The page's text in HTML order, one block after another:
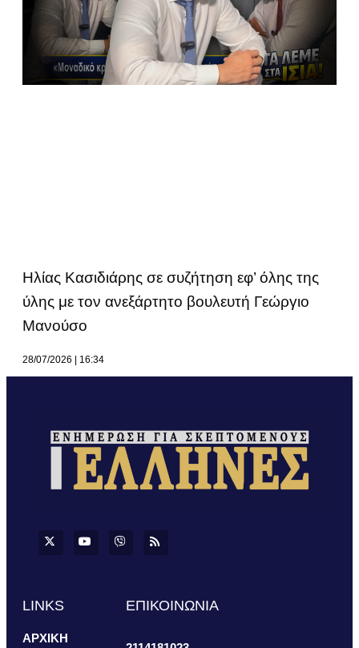
Ηλίας Κασιδιάρης σε συζήτηση εφ’ όλης της
ύλης με τον ανεξάρτητο βουλευτή Γεώργιο
Μανούσο
28/07/2026 16:34
LINKS
ΑΡΧΙΚΗ
ΕΠΙΚΟΙΝΩΝΙΑ